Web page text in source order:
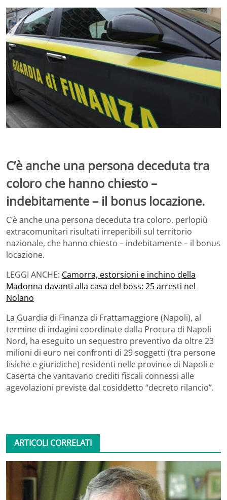
C’è anche una persona deceduta tra
coloro che hanno chiesto –
indebitamente – il bonus locazione.
C’è anche una persona deceduta tra coloro, perlopiù
extracomunitari risultati irreperibili sul territorio
nazionale, che hanno chiesto – indebitamente – il bonus
locazione.
LEGGI ANCHE: Camorra, estorsioni e inchino della
Madonna davanti alla casa del boss: 25 arresti nel
Nolano
La Guardia di Finanza di Frattamaggiore (Napoli), al
termine di indagini coordinate dalla Procura di Napoli
Nord, ha eseguito un sequestro preventivo da oltre 23
milioni di euro nei confronti di 29 soggetti (tra persone
fisiche e giuridiche) residenti nelle province di Napoli e
Caserta che vantavano crediti fiscali connessi alle
agevolazioni previste dal cosiddetto “decreto rilancio”.
ARTICOLI CORRELATI